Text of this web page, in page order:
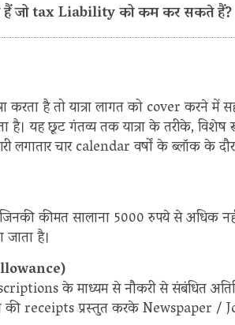
हैं जो tax Liability को कम कर सकते हैं?
करता है तो यात्रा लागत को cover करने में
है। यह छूट गंतव्य तक यात्रा के तरीके,
लगातार चार calendar वर्षों के ब्लॉक के
जिनकी कीमत सालाना 5000 रुपये से अधिक
जाता है।
के माध्यम से नौकरी से संबंधित
की receipts प्रस्तुत करके Newspaper /